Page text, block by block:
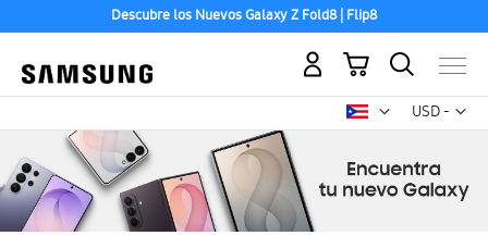
Descubre los Nuevos Galaxy Z Fold8 | Flip8
USD -
dólar
Mi carrito